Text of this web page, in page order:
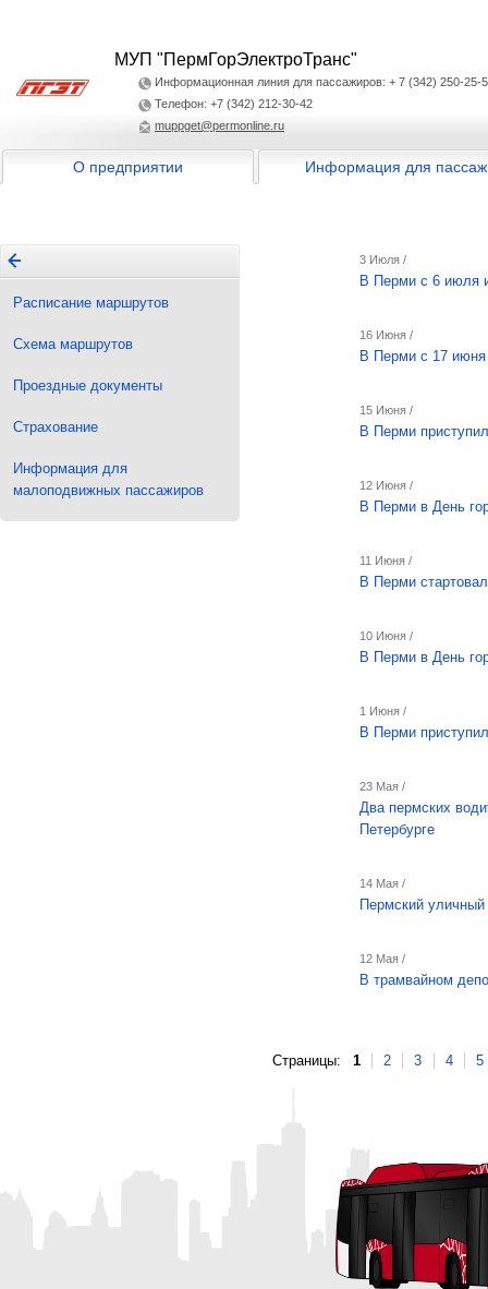
МУП "ПермГорЭлектроТранс"
Информационная линия для пассажиров: + 7 (342) 250-25-
Телефон: +7 (342) 212-30-42
muppget@permonline.ru
О предприятии Информация для
Расписание маршрутов
Схема маршрутов
Проездные документы
Страхование
Информация для
малоподвижных пассажиров
3 Июля /
В Перми с 6 июля
16 Июня /
В Перми с 17 июня
15 Июня /
В Перми
12 Июня /
В Перми в День
11 Июня /
В Перми
10 Июня /
В Перми в День
1 Июня /
В Перми
23 Мая /
Два пермских
Петербурге
14 Мая /
Пермский уличный
12 Мая /
В трамвайном
Страницы: 1 2 3 4 5